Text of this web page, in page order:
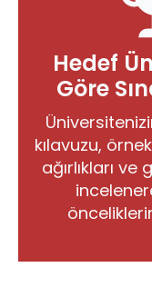
Hedef
Göre
kılavuzu,
ağırlıkları ve